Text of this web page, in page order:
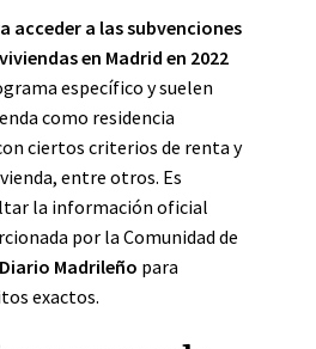
acceder a las subvenciones
en Madrid en 2022
específico y suelen
como residencia
ciertos criterios de renta y
entre otros. Es
la información oficial
por la Comunidad de
Diario Madrileño para
exactos.